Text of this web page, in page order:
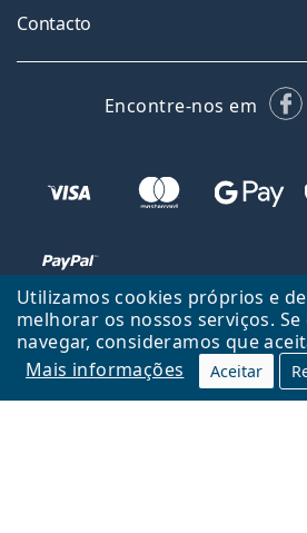
Utilizamos cookies próprios e
melhorar os nossos serviços.
navegar, consideramos que
Mais informações
Aceitar
Contacto
Encontre-nos em
Voltar ao início
Lentiamo.pt é propriedade e operado por
Checa
Consigo